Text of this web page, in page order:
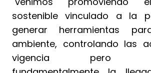
sostenible vinculado a la
generar herramientas
ambiente, controlando las
vigencia pero